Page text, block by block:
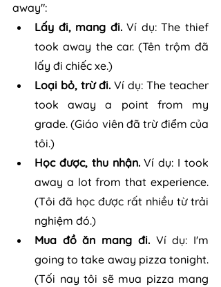
away":
Lấy đi, mang đi. Ví dụ: The thief
took away the car. (Tên trộm đã
lấy đi chiếc xe.)
Loại bỏ, trừ đi. Ví dụ: The teacher
took away a point from my
grade. (Giáo viên đã trừ điểm của
tôi.)
Học được, thu nhận. Ví dụ: I took
away a lot from that experience.
(Tôi đã học được rất nhiều từ trải
nghiệm đó.)
Mua đồ ăn mang đi. Ví dụ: I'm
going to take away pizza tonight.
(Tối nay tôi sẽ mua pizza mang